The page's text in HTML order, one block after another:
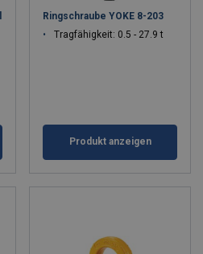
Ringschraube YOKE 8-203
Tragfähigkeit: 0.5 - 27.9 t
Produkt anzeigen